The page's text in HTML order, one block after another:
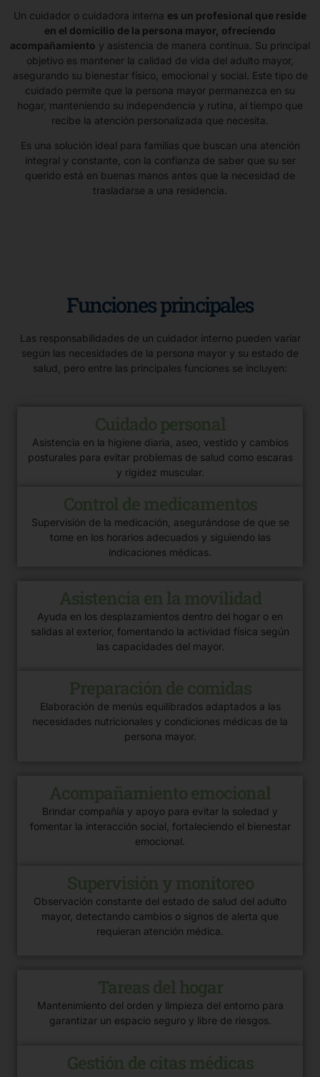
Un cuidador o cuidadora interna es un profesional que reside
en el domicilio de la persona mayor, ofreciendo
acompañamiento y asistencia de manera continua. Su principal
objetivo es mantener la calidad de vida del adulto mayor,
asegurando su bienestar físico, emocional y social. Este tipo de
cuidado permite que la persona mayor permanezca en su
hogar, manteniendo su independencia y rutina, al tiempo que
recibe la atención personalizada que necesita.
Es una solución ideal para familias que buscan una atención
integral y constante, con la confianza de saber que su ser
querido está en buenas manos antes que la necesidad de
trasladarse a una residencia.
Funciones principales
Las responsabilidades de un cuidador interno pueden variar
según las necesidades de la persona mayor y su estado de
salud, pero entre las principales funciones se incluyen:
Cuidado personal
Asistencia en la higiene diaria, aseo, vestido y cambios
posturales para evitar problemas de salud como escaras
y rigidez muscular.
Control de medicamentos
Supervisión de la medicación, asegurándose de que se
tome en los horarios adecuados y siguiendo las
indicaciones médicas.
Asistencia en la movilidad
Ayuda en los desplazamientos dentro del hogar o en
salidas al exterior, fomentando la actividad física según
las capacidades del mayor.
Preparación de comidas
Elaboración de menús equilibrados adaptados a las
necesidades nutricionales y condiciones médicas de la
persona mayor.
Acompañamiento emocional
Brindar compañía y apoyo para evitar la soledad y
fomentar la interacción social, fortaleciendo el bienestar
emocional.
Supervisión y monitoreo
Observación constante del estado de salud del adulto
mayor, detectando cambios o signos de alerta que
requieran atención médica.
Tareas del hogar
Mantenimiento del orden y limpieza del entorno para
garantizar un espacio seguro y libre de riesgos.
Gestión de citas médicas